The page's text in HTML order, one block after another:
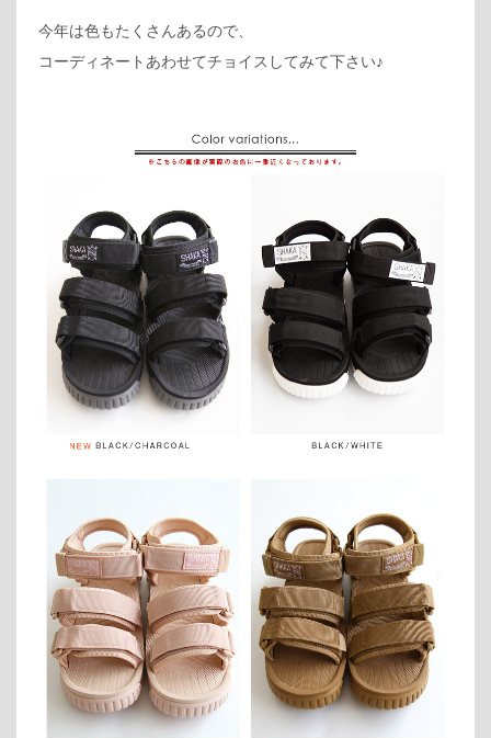
今年は色もたくさんあるので、
コーディネートあわせてチョイスしてみて下さい♪